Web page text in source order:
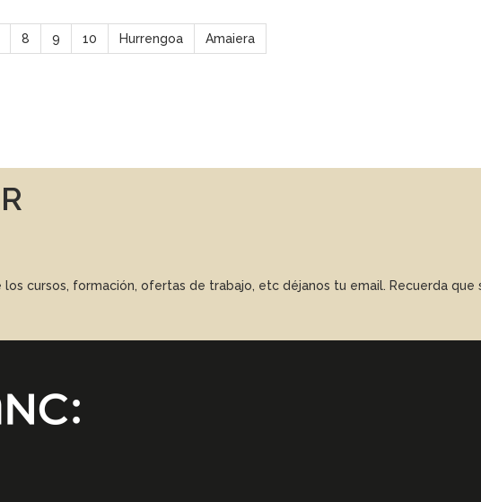
8 9 10 Hurrengoa Amaiera
cursos, formación, ofertas de trabajo, etc déjanos tu email. Recuerda